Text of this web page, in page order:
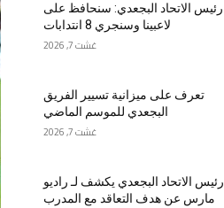
رئيس الاتحاد البجعدي: سنحافظ على
لاعبينا وسنجري 8 انتدابات
غشت 7, 2026
تعرف على ميزانية تسيير الفريق
البجعدي للموسم الماضي
غشت 7, 2026
رئيس الاتحاد البجعدي يكشف لـ راديو
مارس عن هدف التعاقد مع المدرب